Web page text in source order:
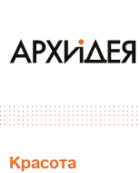
Красота